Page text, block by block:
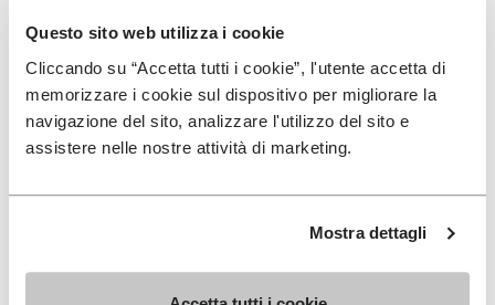
Questo sito web utilizza i cookie
Cliccando su “Accetta tutti i cookie”, l'utente accetta di
memorizzare i cookie sul dispositivo per migliorare la
navigazione del sito, analizzare l'utilizzo del sito e
assistere nelle nostre attività di marketing.
Mostra dettagli
CONSEILS D’ENTRETIEN
INSCRIVEZ-VOUS POUR NE PAS MANQUER NOS